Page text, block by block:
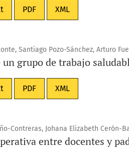
PDF XML
Santiago Pozo-Sánchez, Arturo
grupo de trabajo
PDF XML
Contreras, Johana Elizabeth Cerón-
entre docentes y